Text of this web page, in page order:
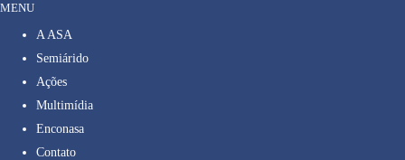
MENU
A ASA
Semiárido
Ações
Multimídia
Enconasa
Contato